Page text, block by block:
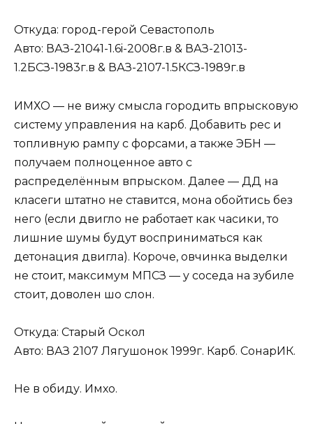
Откуда: город-герой Севастополь
Авто: ВАЗ-21041-1.6i-2008г.в & ВАЗ-21013-
1.2БСЗ-1983г.в & ВАЗ-2107-1.5КСЗ-1989г.в
ИМХО — не вижу смысла городить впрысковую
систему управления на карб. Добавить рес и
топливную рампу с форсами, а также ЭБН —
получаем полноценное авто с
распределённым впрыском. Далее — ДД на
класеги штатно не ставится, мона обойтись без
него (если двигло не работает как часики, то
лишние шумы будут восприниматься как
детонация двигла). Короче, овчинка выделки
не стоит, максимум МПСЗ — у соседа на зубиле
стоит, доволен шо слон.
Откуда: Старый Оскол
Авто: ВАЗ 2107 Лягушонок 1999г. Карб. СонарИК.
Не в обиду. Имхо.